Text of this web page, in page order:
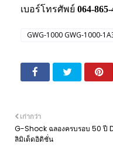
เบอร์โทรศัพย์ 064-
GWG-1000 GWG-1000-
เก่ากว่า
G-Shock ฉลองครบรอบ 50 ปี
ลิมิเด็ดอิดิชั่น